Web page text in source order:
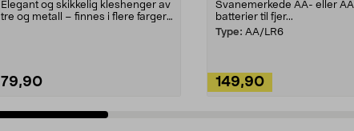
Elegant og skikkelig kleshenger av
tre og metall – finnes i flere farger.
79,90
Svanemerkede AA- eller
batterier til fjer...
Type: AA/LR6
149,90